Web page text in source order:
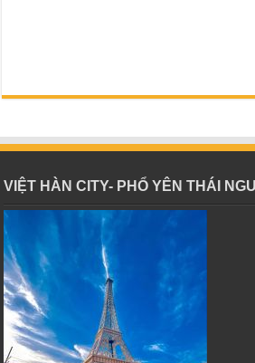
VIỆT HÀN CITY- PHỔ YÊN THÁI